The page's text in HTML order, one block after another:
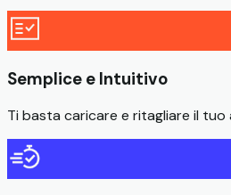
Semplice e Intuitivo
Ti basta caricare e ritagliare il tuo